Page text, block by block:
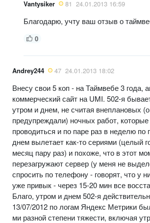
Vantysiker 81 24.01.2013 16:59
Благодарю, учту ваш отзыв о
0
Andrey244 47 24.01.2013 18:02
Внесу свои 5 коп - на Таймвебе 3 года,
коммерческий сайт на UMI. 502-я
утром и днем, не считая внеплановых
предупреждали) ночных работ, которые
проводиться и по паре раз в неделю по
днем вылетает как-то сериями (целый
месяц пару раз) и похоже, что в этот
перезагружают сервер (у меня не
спросить по телефону - говорят, что у
уже привык - через 15-20 мин все
Благо, утром и днем 502-я
13/07/2012 по логам Яндекс Метрики
ми разной степени тяжести, включая